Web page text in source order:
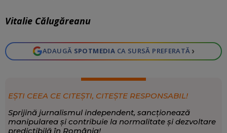
Vitalie Călugăreanu
ADAUGĂ SPOTMEDIA CA SURSĂ PREFERATĂ ›
EȘTI CEEA CE CITEȘTI, CITEȘTE RESPONSABIL!
Sprijină jurnalismul independent, sancționează
manipularea și contribuie la normalitate și dezvoltare
predictibilă în România!